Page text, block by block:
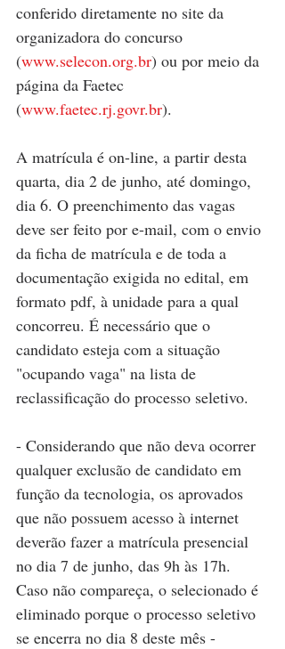
conferido diretamente no site da
organizadora do concurso
(www.selecon.org.br) ou por meio da
página da Faetec
(www.faetec.rj.govr.br).
A matrícula é on-line, a partir desta
quarta, dia 2 de junho, até domingo,
dia 6. O preenchimento das vagas
deve ser feito por e-mail, com o envio
da ficha de matrícula e de toda a
documentação exigida no edital, em
formato pdf, à unidade para a qual
concorreu. É necessário que o
candidato esteja com a situação
"ocupando vaga" na lista de
reclassificação do processo seletivo.
- Considerando que não deva ocorrer
qualquer exclusão de candidato em
função da tecnologia, os aprovados
que não possuem acesso à internet
deverão fazer a matrícula presencial
no dia 7 de junho, das 9h às 17h.
Caso não compareça, o selecionado é
eliminado porque o processo seletivo
se encerra no dia 8 deste mês -